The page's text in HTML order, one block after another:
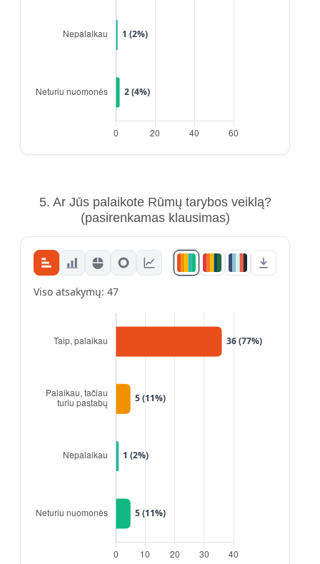
5. Ar Jūs palaikote Rūmų tarybos veiklą?
(pasirenkamas klausimas)
Viso atsakymų: 47